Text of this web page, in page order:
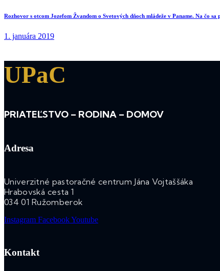
Rozhovor s otcom Jozefom Žvandom o Svetových dňoch mládeže v Paname. Na čo sa
1. januára 2019
UPaC
PRIATEĽSTVO – RODINA – DOMOV
Adresa
Univerzitné pastoračné centrum Jána Vojtaššáka
Hrabovská cesta 1
034 01 Ružomberok
Instagram FacebookYoutube
Kontakt